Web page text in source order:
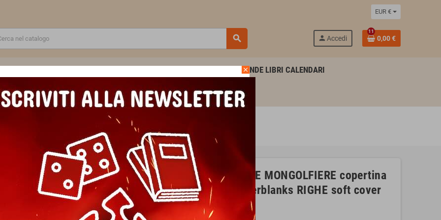
EUR €
search person Accedi
11
0,00 €
AGENDE LIBRI CALENDARI
SCUOLA E TEMPO LIBERO
morbida BALLOON taccuino MINI paperblanks RIGHE soft cover FLEXI
DIARIO pagine a righe FESTIVAL DELLE MONGOLFIERE copertina
morbida BALLOON taccuino MINI paperblanks RIGHE soft cover
FLEXI
close